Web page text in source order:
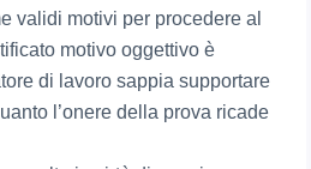
validi motivi per procedere al
motivo oggettivo è
di lavoro sappia supportare
l’onere della prova ricade